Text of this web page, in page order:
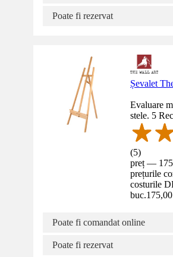
Poate fi rezervat
Șevalet
Evaluare
stele. 5
(5)
preț —
prețurile
costurile
buc.
Poate fi comandat online
Poate fi rezervat